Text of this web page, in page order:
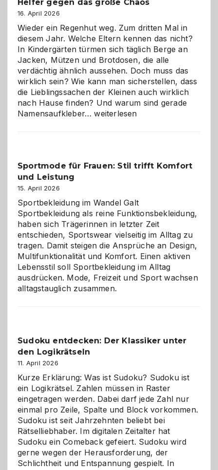
Helfer gegen das große Chaos
16. April 2026
Wieder ein Regenhut weg. Zum dritten Mal in
diesem Jahr. Welche Eltern kennen das nicht?
In Kindergärten türmen sich täglich Berge an
Jacken, Mützen und Brotdosen, die alle
verdächtig ähnlich aussehen. Doch muss das
wirklich sein? Wie kann man sicherstellen, dass
die Lieblingssachen der Kleinen auch wirklich
nach Hause finden? Und warum sind gerade
Namensaufkleber…Namensaufkleber
gegen
Chaos
weiterlesen
Sportmode für Frauen: Stil trifft Komfort
und Leistung
15. April 2026
Sportbekleidung im Wandel Galt
Sportbekleidung als reine Funktionsbekleidung,
haben sich Trägerinnen in letzter Zeit
entschieden, Sportswear vielseitig im Alltag zu
tragen. Damit steigen die Ansprüche an Design,
Multifunktionalität und Komfort. Einen aktiven
Lebensstil soll Sportbekleidung im Alltag
ausdrücken. Mode, Freizeit und Sport wachsen
alltagstauglich zusammen.
Sudoku entdecken: Der Klassiker unter
den Logikrätseln
11. April 2026
Kurze Erklärung: Was ist Sudoku? Sudoku ist
ein Logikrätsel. Zahlen müssen in Raster
eingetragen werden. Dabei darf jede Zahl nur
einmal pro Zeile, Spalte und Block vorkommen.
Sudoku ist seit Jahrzehnten beliebt bei
Rätselliebhaber. Im digitalen Zeitalter hat
Sudoku ein Comeback gefeiert. Sudoku wird
gerne wegen der Herausforderung, der
Schlichtheit und Entspannung gespielt. In